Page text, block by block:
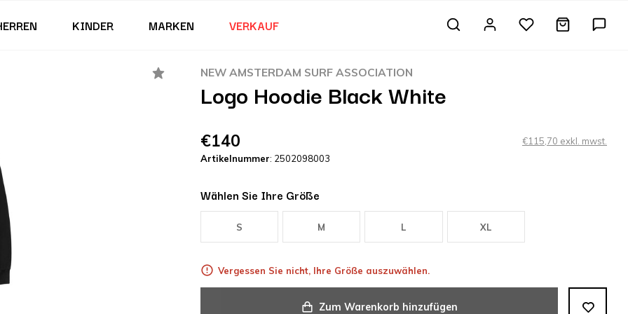
KINDER MARKEN VERKAUF
NEW AMSTERDAM SURF ASSOCIATION
Logo Hoodie Black White
€140
€115,70 exkl. mwst.
Artikelnummer: 2502098003
Wählen Sie Ihre Größe
S M L XL
Vergessen Sie nicht, Ihre Größe auszuwählen.
Zum Warenkorb hinzufügen